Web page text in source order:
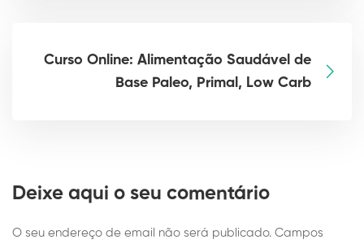
Curso Online: Alimentação Saudável de
Base Paleo, Primal, Low Carb
Deixe aqui o seu comentário
O seu endereço de email não será publicado. Campos